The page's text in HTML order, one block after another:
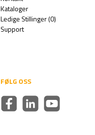
Kataloger
Ledige Stillinger (0)
Support
FØLG OSS